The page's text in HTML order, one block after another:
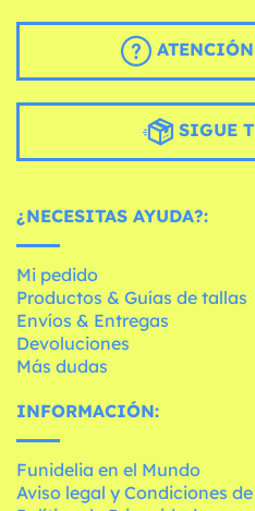
SIGUE
¿NECESITAS AYUDA?:
Mi pedido
Productos & Guías de tallas
Envíos & Entregas
Devoluciones
Más dudas
INFORMACIÓN:
Funidelia en el Mundo
Aviso legal y Condiciones